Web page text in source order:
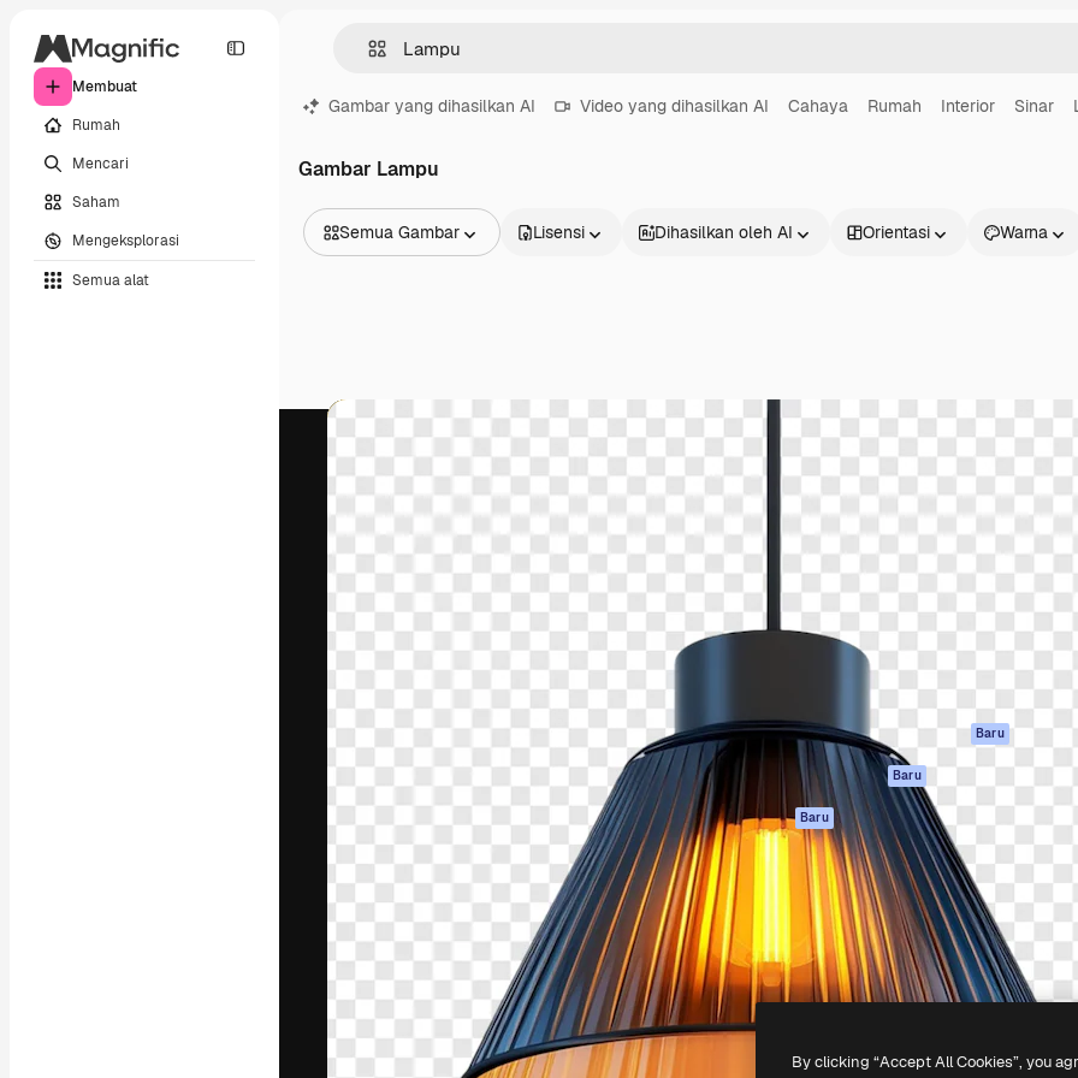
Membuat
Rumah
Mencari
Saham
Mengeksplorasi
Semua alat
Gambar yang dihasilkan AI Video yang dihasilkan AI Cahaya Rumah Interior Sinar
Gambar Lampu
Semua Gambar
Video
Ikon
Model 3D
Huruf
Lisensi Dihasilkan oleh AI Orientasi Warna
Platform kreatif untuk mengarahkan karya
dari kalangan kreatif, perusahaan, agensi,
dan studio.
Bahasa Indonesia
Produk
Asisten AI
Generator video AI
Generator suara AI
Konten stok
MCP untuk
Claude/ChatGPT
Baru
Agen Baru
API
Aplikasi seluler
Semua alat
Magnific
Mulai
Dokumentasi
Ketentuan
Penggunaan
Kebijakan privasi
Asli Baru
Kebijakan Cookie
Pusat
Afiliasi
Enterprise
Copyright © 2010-2026Freepik Company S.L.U. Hak cipta dilindungi undang-undang.
By clicking “Accept All Cookies”, you